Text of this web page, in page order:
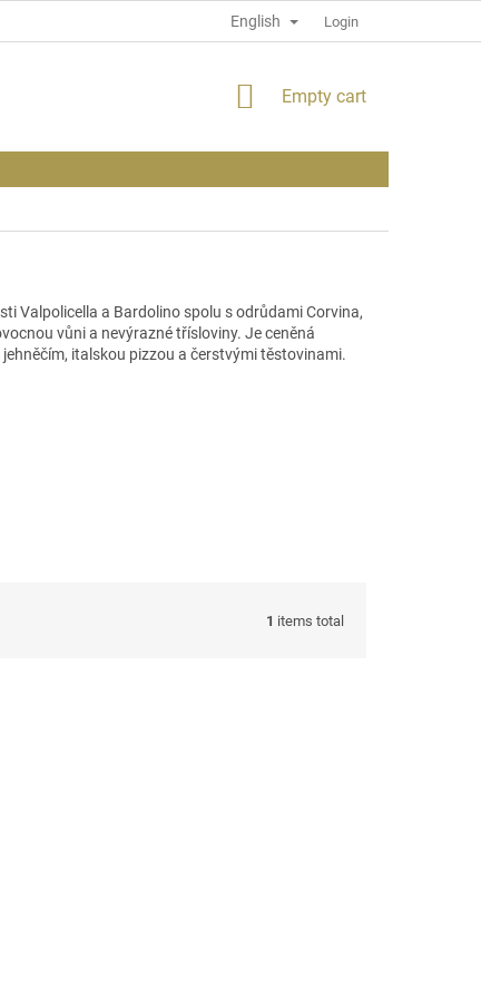
INFORMATION ABOUT THE SITE
English Login
SHOPPING
Empty cart
Valpolicella a Bardolino spolu s odrůdamiCorvina,
vůni a nevýrazné třísloviny. Je ceněná
italskou pizzou a čerstvými těstovinami.
1 items total